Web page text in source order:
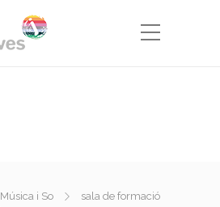
Música i So
sala de formació